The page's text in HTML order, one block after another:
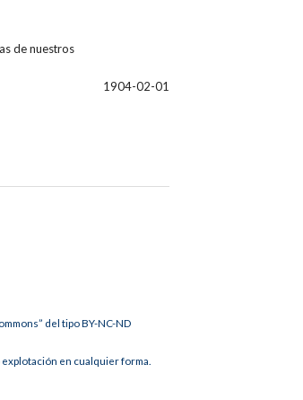
de nuestros
1904-02-01
del tipo BY-NC-ND
en cualquier forma.